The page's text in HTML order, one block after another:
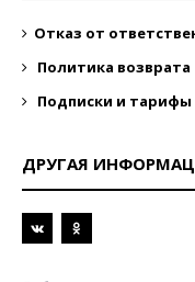
Отказ от
Политика возврата
Подписки и тарифы
ДРУГАЯ